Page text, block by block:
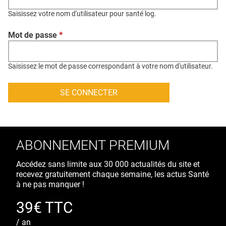
CONTACT
CRÉDITS
Saisissez votre nom d'utilisateur pour santé log.
Mot de passe *
Saisissez le mot de passe correspondant à votre nom d'utilisateur.
ABONNEMENT PREMIUM
Accédez sans limite aux 30 000 actualités du site et
recevez gratuitement chaque semaine, les actus Santé
à ne pas manquer !
39€ TTC
/ an